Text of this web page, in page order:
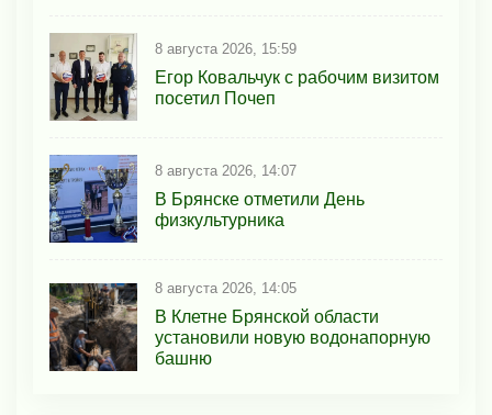
8 августа 2026, 15:59
Егор Ковальчук с рабочим визитом
посетил Почеп
8 августа 2026, 14:07
В Брянске отметили День
физкультурника
8 августа 2026, 14:05
В Клетне Брянской области
установили новую водонапорную
башню